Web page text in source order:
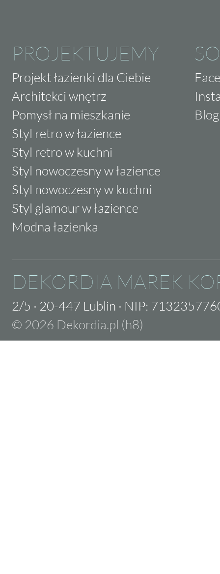
PROJEKTUJEMY
Projekt łazienki dla Ciebie
Architekci wnętrz
Pomysł na mieszkanie
Styl retro w łazience
Styl retro w kuchni
Styl nowoczesny w łazience
Styl nowoczesny w kuchni
Styl glamour w łazience
Modna łazienka
Blog
DEKORDIA MAREK
2/5 · 20-447 Lublin · NIP:
© 2026 Dekordia.pl (h8)